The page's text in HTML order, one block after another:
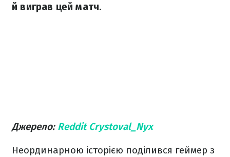
й виграв цей матч.
Джерело: Reddit Crystoval_Nyx
Неординарною історією поділився геймер з